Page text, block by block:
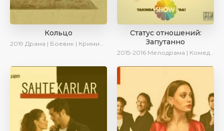
Кольцо
2019 Драма | Боевик | Криминал
Статус отношений:
Запутанно
2015-2016 Мелодрама | Комедия